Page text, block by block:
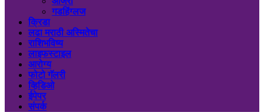
गडहिंग्लज
क्रिडा
लढा मराठी अस्मितेचा
राशिभविष्य
लाइफस्टाइल
आरोग्य
फोटो गॅलरी
व्हिडिओ
ईपेपर
संपर्क